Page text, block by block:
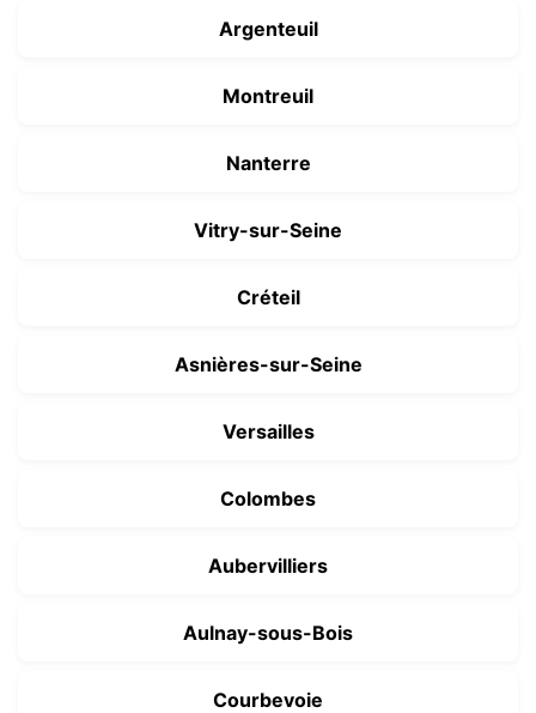
Argenteuil
Montreuil
Nanterre
Vitry-sur-Seine
Créteil
Asnières-sur-Seine
Versailles
Colombes
Aubervilliers
Aulnay-sous-Bois
Courbevoie